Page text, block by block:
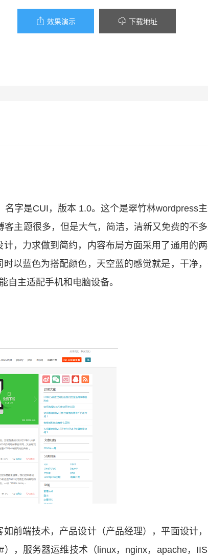
 效果演示  下载地址
字是CUI，版本 1.0。这个是翠竹林wordpress
主题很多，但是大气，简洁，清新又免费的不多
，力求做到简约，内容布局方面采用了通用的
以蓝色为搭配颜色，天空蓝的感觉就是，干净
自主适配手机和电脑设备。
前端技术，产品设计（产品经理），平面设计，
，服务器运维技术（linux，nginx，apache，IIS